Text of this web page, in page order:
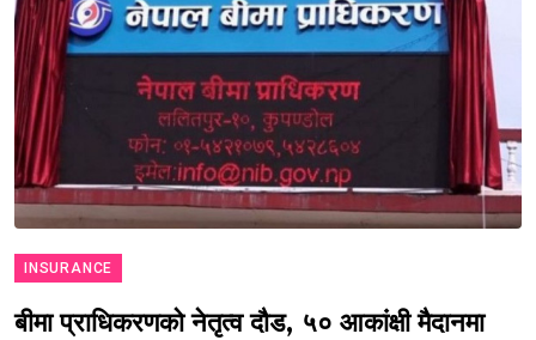
INSURANCE
बीमा प्राधिकरणको नेतृत्व दौड, ५० आकांक्षी मैदानमा